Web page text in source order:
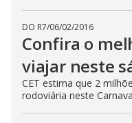
DO R7/06/02/2016
Confira o
viajar neste
CET estima que 2
rodoviária neste